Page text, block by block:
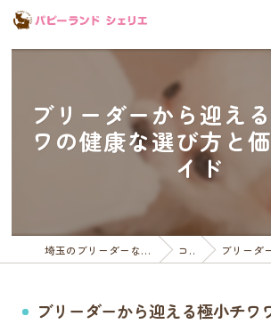
ブリーダーから迎え
ワの健康な選び方と
イド
埼玉のブリーダーならパピーランドシェリエ コラム ブリーダーから迎え
ブリーダーから迎える極小チワ